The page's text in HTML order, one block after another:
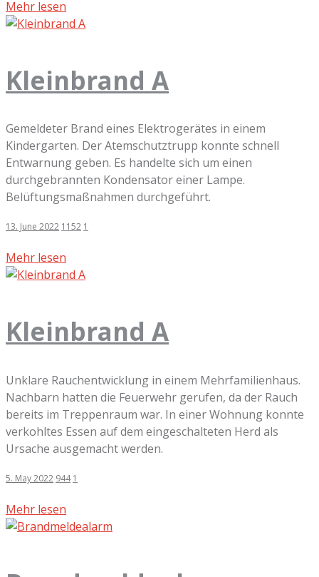
Mehr lesen
Kleinbrand A
Gemeldeter Brand eines Elektrogerätes in einem
Kindergarten. Der Atemschutztrupp konnte schnell
Entwarnung geben. Es handelte sich um einen
durchgebrannten Kondensator einer Lampe.
Belüftungsmaßnahmen durchgeführt.
13. June 2022 1152 1
Mehr lesen
Kleinbrand A
Unklare Rauchentwicklung in einem Mehrfamilienhaus.
Nachbarn hatten die Feuerwehr gerufen, da der Rauch
bereits im Treppenraum war. In einer Wohnung konnte
verkohltes Essen auf dem eingeschalteten Herd als
Ursache ausgemacht werden.
5. May 2022 944 1
Mehr lesen